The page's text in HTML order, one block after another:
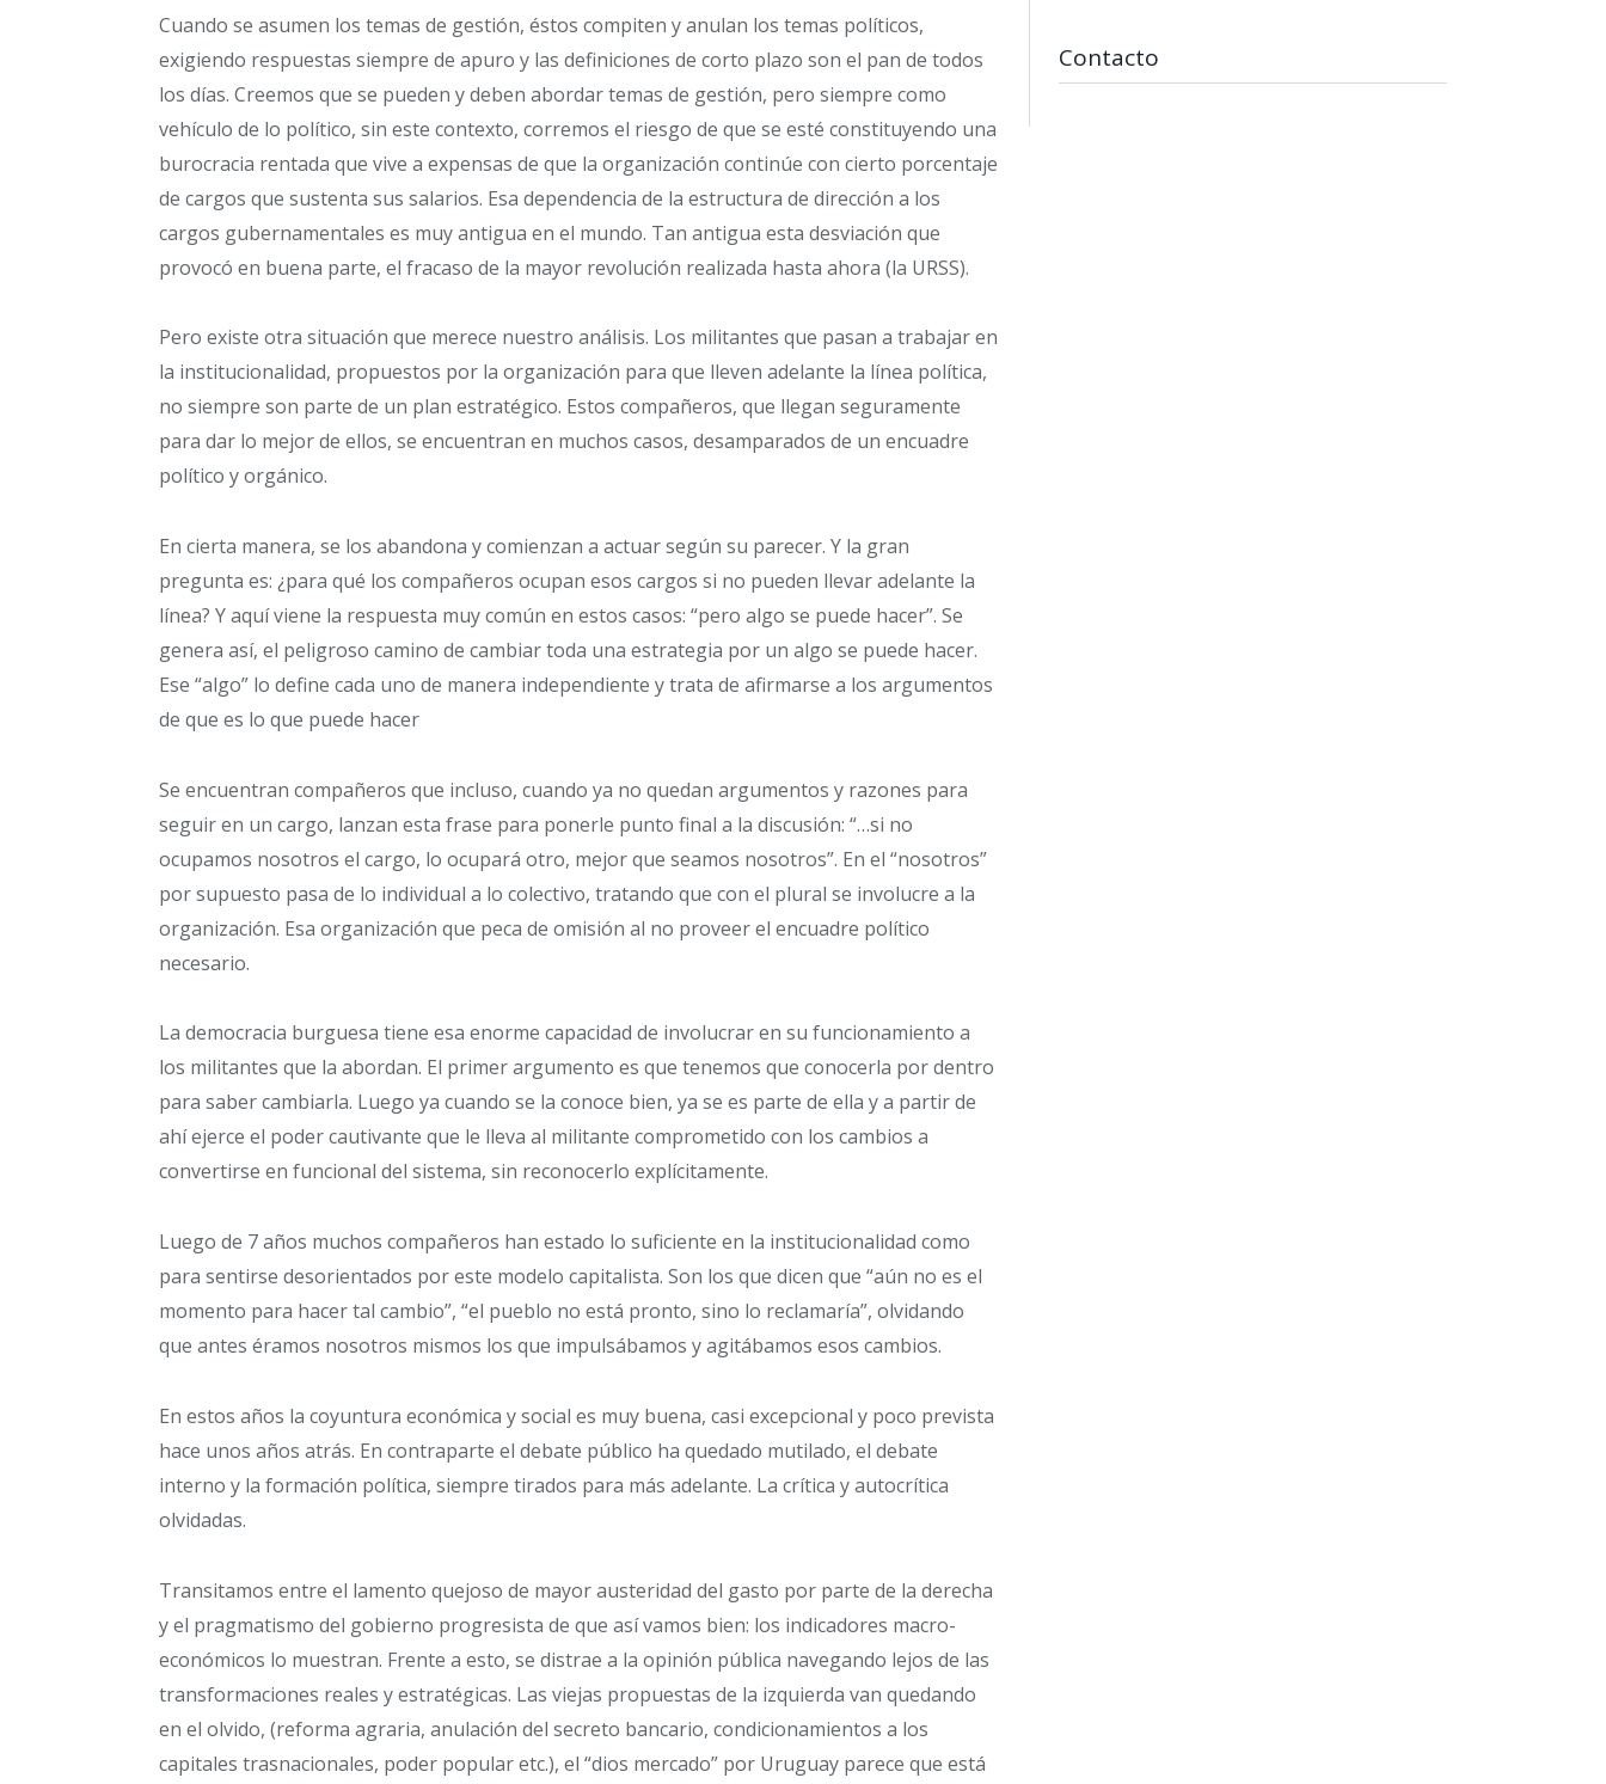
Cuando se asumen los temas de gestión, éstos compiten y anulan los temas políticos,
exigiendo respuestas siempre de apuro y las definiciones de corto plazo son el pan de todos
los días. Creemos que se pueden y deben abordar temas de gestión, pero siempre como
vehículo de lo político, sin este contexto, corremos el riesgo de que se esté constituyendo una
burocracia rentada que vive a expensas de que la organización continúe con cierto porcentaje
de cargos que sustenta sus salarios. Esa dependencia de la estructura de dirección a los
cargos gubernamentales es muy antigua en el mundo. Tan antigua esta desviación que
provocó en buena parte, el fracaso de la mayor revolución realizada hasta ahora (la URSS).
Pero existe otra situación que merece nuestro análisis. Los militantes que pasan a trabajar en
la institucionalidad, propuestos por la organización para que lleven adelante la línea política,
no siempre son parte de un plan estratégico. Estos compañeros, que llegan seguramente
para dar lo mejor de ellos, se encuentran en muchos casos, desamparados de un encuadre
político y orgánico.
En cierta manera, se los abandona y comienzan a actuar según su parecer. Y la gran
pregunta es: ¿para qué los compañeros ocupan esos cargos si no pueden llevar adelante la
línea? Y aquí viene la respuesta muy común en estos casos: “pero algo se puede hacer”. Se
genera así, el peligroso camino de cambiar toda una estrategia por un algo se puede hacer.
Ese “algo” lo define cada uno de manera independiente y trata de afirmarse a los argumentos
de que es lo que puede hacer
Se encuentran compañeros que incluso, cuando ya no quedan argumentos y razones para
seguir en un cargo, lanzan esta frase para ponerle punto final a la discusión: “…si no
ocupamos nosotros el cargo, lo ocupará otro, mejor que seamos nosotros”. En el “nosotros”
por supuesto pasa de lo individual a lo colectivo, tratando que con el plural se involucre a la
organización. Esa organización que peca de omisión al no proveer el encuadre político
necesario.
La democracia burguesa tiene esa enorme capacidad de involucrar en su funcionamiento a
los militantes que la abordan. El primer argumento es que tenemos que conocerla por dentro
para saber cambiarla. Luego ya cuando se la conoce bien, ya se es parte de ella y a partir de
ahí ejerce el poder cautivante que le lleva al militante comprometido con los cambios a
convertirse en funcional del sistema, sin reconocerlo explícitamente.
Luego de 7 años muchos compañeros han estado lo suficiente en la institucionalidad como
para sentirse desorientados por este modelo capitalista. Son los que dicen que “aún no es el
momento para hacer tal cambio”, “el pueblo no está pronto, sino lo reclamaría”, olvidando
que antes éramos nosotros mismos los que impulsábamos y agitábamos esos cambios.
En estos años la coyuntura económica y social es muy buena, casi excepcional y poco prevista
hace unos años atrás. En contraparte el debate público ha quedado mutilado, el debate
interno y la formación política, siempre tirados para más adelante. La crítica y autocrítica
olvidadas.
Transitamos entre el lamento quejoso de mayor austeridad del gasto por parte de la derecha
y el pragmatismo del gobierno progresista de que así vamos bien: los indicadores macro-
económicos lo muestran. Frente a esto, se distrae a la opinión pública navegando lejos de las
transformaciones reales y estratégicas. Las viejas propuestas de la izquierda van quedando
en el olvido, (reforma agraria, anulación del secreto bancario, condicionamientos a los
capitales trasnacionales, poder popular etc.), el “dios mercado” por Uruguay parece que está
Contacto